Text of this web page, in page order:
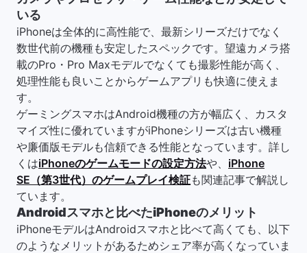
いる
iPhoneは全体的に高性能で、最新シリーズだけでなく
数世代前の機種も安定したスペックです。望遠カメラ搭
載のPro・Pro Maxモデルでなくても撮影性能が高く、
処理性能も良いことからゲームアプリも快適に使えま
す。
ゲーミングスマホはAndroid機種の方が幅広く、カスタ
マイズ性に優れていますがiPhoneシリーズは古い機種
や廉価版モデルも信頼できる性能となっています。詳し
くはiPhoneのゲームモードの設定方法や、 iPhone
SE（第3世代）のゲームプレイ検証も関連記事で解説し
ています。
Androidスマホと比べたiPhoneのメリット
iPhoneモデルはAndroidスマホと比べて高くても、以下
のようなメリットがあるためシェア率が高くなっていま